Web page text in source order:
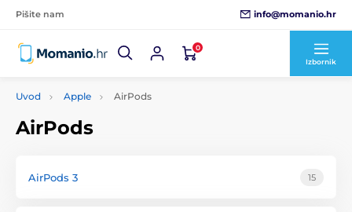
Pišite nam info@momanio.hr
0
Izbornik
Uvod Apple AirPods
AirPods
AirPods 3 15